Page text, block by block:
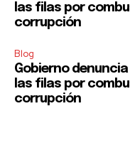
las filas por
corrupción
Blog
Gobierno denuncia
las filas por
corrupción